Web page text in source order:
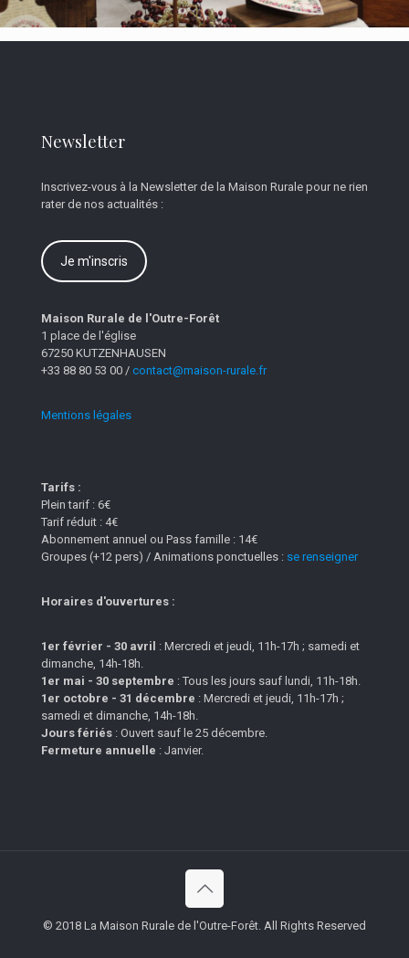
Newsletter
Inscrivez-vous à la Newsletter de la Maison Rurale pour ne rien
rater de nos actualités :
Je m'inscris
Maison Rurale de l'Outre-Forêt
1 place de l'église
67250 KUTZENHAUSEN
+33 88 80 53 00 / contact@maison-rurale.fr
Mentions légales
Tarifs :
Plein tarif : 6€
Tarif réduit : 4€
Abonnement annuel ou Pass famille : 14€
Groupes (+12 pers) / Animations ponctuelles : se renseigner
Horaires d'ouvertures :
1er février - 30 avril : Mercredi et jeudi, 11h-17h ; samedi et
dimanche, 14h-18h.
1er mai - 30 septembre : Tous les jours sauf lundi, 11h-18h.
1er octobre - 31 décembre : Mercredi et jeudi, 11h-17h ;
samedi et dimanche, 14h-18h.
Jours fériés : Ouvert sauf le 25 décembre.
Fermeture annuelle : Janvier.
© 2018 La Maison Rurale de l'Outre-Forêt. All Rights Reserved